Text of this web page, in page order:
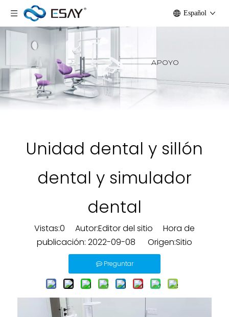
Español
APOYO
Unidad dental y sillón
dental y simulador
dental
Vistas:0 Autor:Editor del sitio Hora de
publicación: 2022-09-08 Origen:Sitio
Preguntar